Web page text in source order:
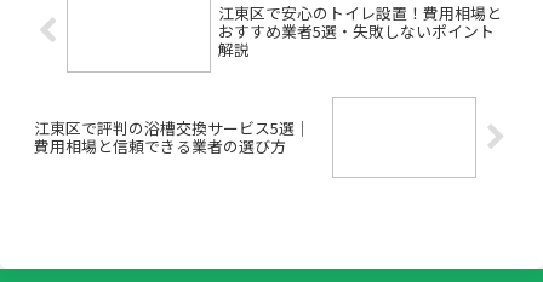
江東区で安心のトイレ設置！費用相場と
おすすめ業者5選・失敗しないポイント
解説
江東区で評判の浴槽交換サービス5選｜
費用相場と信頼できる業者の選び方